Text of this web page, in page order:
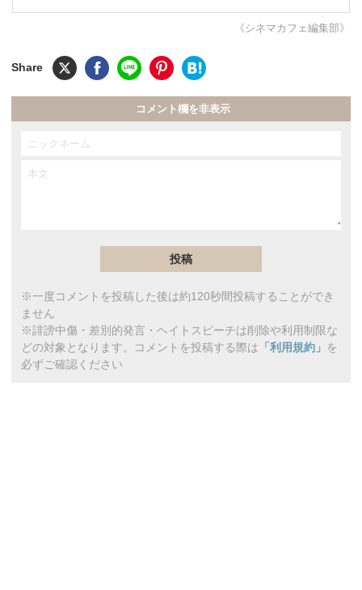
《シネマカフェ編集部》
コメント欄を非表示
※一度コメントを投稿した後は約120秒間投稿することができ
ません
※誹謗中傷・差別的発言・ヘイトスピーチは削除や利用制限な
どの対象となります。コメントを投稿する際は 「利用規約」 を
必ずご確認ください